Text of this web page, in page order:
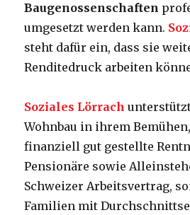
Baugenossenschaften
umgesetzt werden kann.
steht dafür ein, dass sie
Renditedruck arbeiten
Soziales Lörrach
Wohnbau in ihrem
finanziell gut gestellte
Pensionäre sowie
Schweizer Arbeitsvertrag,
Familien mit